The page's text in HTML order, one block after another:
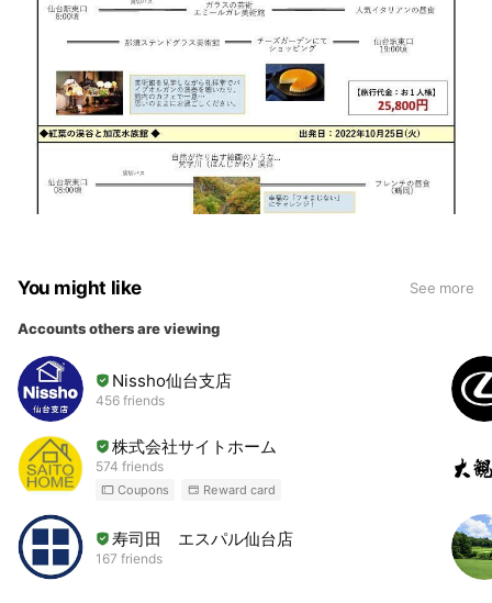
You might like See more
Accounts others are viewing
Nissho仙台支店
456 friends
株式会社サイトホーム
574 friends
Coupons Reward card
寿司田 エスパル仙台店
167 friends